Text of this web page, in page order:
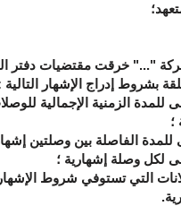
"..." خرقت مقتضيات دفتر
بشروط إدراج الإشهار التالية
الزمنية الإجمالية
؛
الفاصلة بين وصلتين
وصلة إشهارية ؛
التي تستوفي شروط